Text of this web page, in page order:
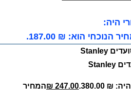
היה:
הנוכחי הוא: ₪ 187.00.
380.00.
₪ 247.00
המחיר